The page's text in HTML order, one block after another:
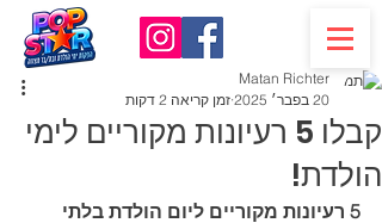
קבלו 5 רעיונות מקוריים לימי
הולדת!
Matan Richter
20 בפבר׳ 2025
זמן קריאה 2 דקות
5 רעיונות מקוריים ליום הולדת בלתי